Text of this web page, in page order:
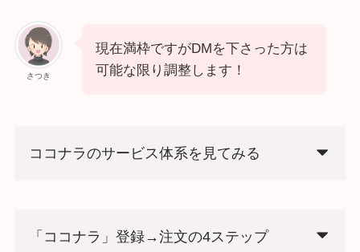
さつき
現在満枠ですがDMを下さった方は
可能な限り調整します！
ココナラのサービス体系を見てみる
「ココナラ」登録→注文の4ステップ